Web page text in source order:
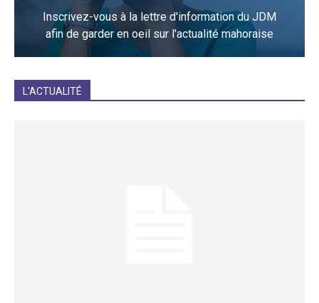
Inscrivez-vous à la lettre d'information du JDM
afin de garder en oeil sur l'actualité mahoraise
L'ACTUALITÉ